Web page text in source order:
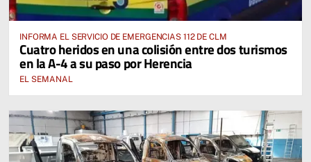
INFORMA EL SERVICIO DE EMERGENCIAS 112 DE CLM
Cuatro heridos en una colisión entre dos turismos
en la A-4 a su paso por Herencia
EL SEMANAL